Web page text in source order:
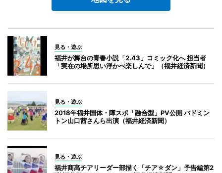
見る・遊ぶ
福井が舞台の青春小説「2.43」コミック化へ 担当者
「実在の場所思い浮かべ楽しんで」（福井経済新聞）
見る・遊ぶ
2018年福井国体・障スポ「融合型」PV公開 バドミン
トン山口茜さんら出演（福井経済新聞）
見る・遊ぶ
福井商高チアリーダー部描く「チア☆ダン」予告編第2